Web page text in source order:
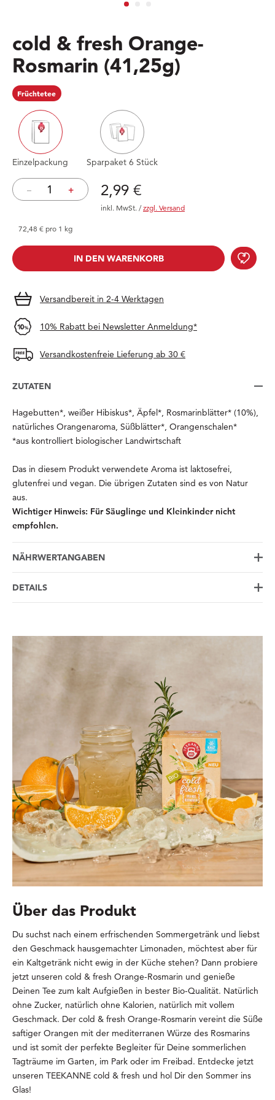
cold & fresh Orange-
Rosmarin (41,25g)
Früchtetee
Einzelpackung Sparpaket 6 Stück
– + Preis: 2,99 €
2,99 €
inkl. MwSt. /zzgl. Versand
72,48 € pro 1 kg
IN DEN WARENKORB
Versandbereit in 2-4 Werktagen
10% Rabatt bei Newsletter Anmeldung*
Versandkostenfreie Lieferung ab 30 €
ZUTATEN
Hagebutten*, weißer Hibiskus*, Äpfel*, Rosmarinblätter* (10%),
natürliches Orangenaroma, Süßblätter*, Orangenschalen*
*aus kontrolliert biologischer Landwirtschaft
Das in diesem Produkt verwendete Aroma ist laktosefrei,
glutenfrei und vegan. Die übrigen Zutaten sind es von Natur
aus.
Wichtiger Hinweis: Für Säuglinge und Kleinkinder nicht
empfohlen.
NÄHRWERTANGABEN
DETAILS
Über das Produkt
Du suchst nach einem erfrischenden Sommergetränk und liebst
den Geschmack hausgemachter Limonaden, möchtest aber für
ein Kaltgetränk nicht ewig in der Küche stehen? Dann probiere
jetzt unseren cold & fresh Orange-Rosmarin und genieße
Deinen Tee zum kalt Aufgießen in bester Bio-Qualität. Natürlich
ohne Zucker, natürlich ohne Kalorien, natürlich mit vollem
Geschmack. Der cold & fresh Orange-Rosmarin vereint die Süße
saftiger Orangen mit der mediterranen Würze des Rosmarins
und ist somit der perfekte Begleiter für Deine sommerlichen
Tagträume im Garten, im Park oder im Freibad. Entdecke jetzt
unseren TEEKANNE cold & fresh und hol Dir den Sommer ins
Glas!